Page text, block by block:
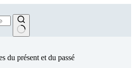
du présent et du passé